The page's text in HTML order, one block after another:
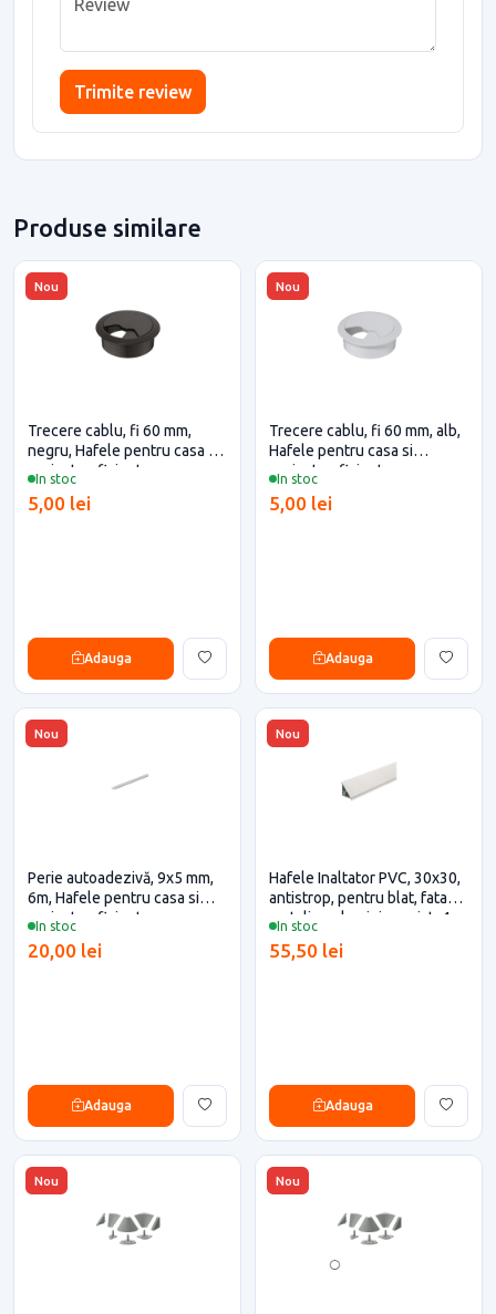
Trimite review
Produse similare
Nou
In stoc
Trecere cablu, fi 60 mm,
negru, Hafele pentru casa si
proiecte eficiente
5,00 lei
Adauga
Nou
In stoc
Trecere cablu, fi 60 mm, alb,
Hafele pentru casa si
proiecte eficiente
5,00 lei
Adauga
Nou
In stoc
Perie autoadezivă, 9x5 mm,
6m, Hafele pentru casa si
proiecte eficiente
20,00 lei
Adauga
Nou
In stoc
Hafele Inaltator PVC, 30x30,
antistrop, pentru blat, fata
metalica, aluminiu periat, 4
metri)
55,50 lei
Adauga
Nou Nou